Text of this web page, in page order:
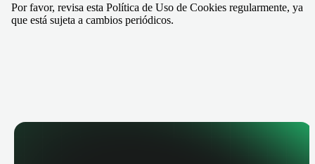
Por favor, revisa esta Política de Uso de Cookies regularmente, ya
que está sujeta a cambios periódicos.